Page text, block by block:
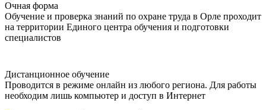
Очная форма
Обучение и проверка знаний по охране труда в Орле проходит
на территории Единого центра обучения и подготовки
специалистов
Дистанционное обучение
Проводится в режиме онлайн из любого региона. Для работы
необходим лишь компьютер и доступ в Интернет